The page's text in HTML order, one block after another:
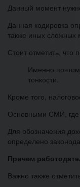
Данный момент
Данная кодировка
также иных сложных
Стоит отметить,
Именно
тонкости.
Кроме того,
Основными СМИ, где
Для обозначения
определено
Причем
Важно также